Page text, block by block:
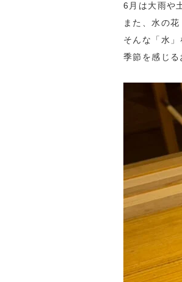
6月は大雨や
また、水の
そんな「水
季節を感じる